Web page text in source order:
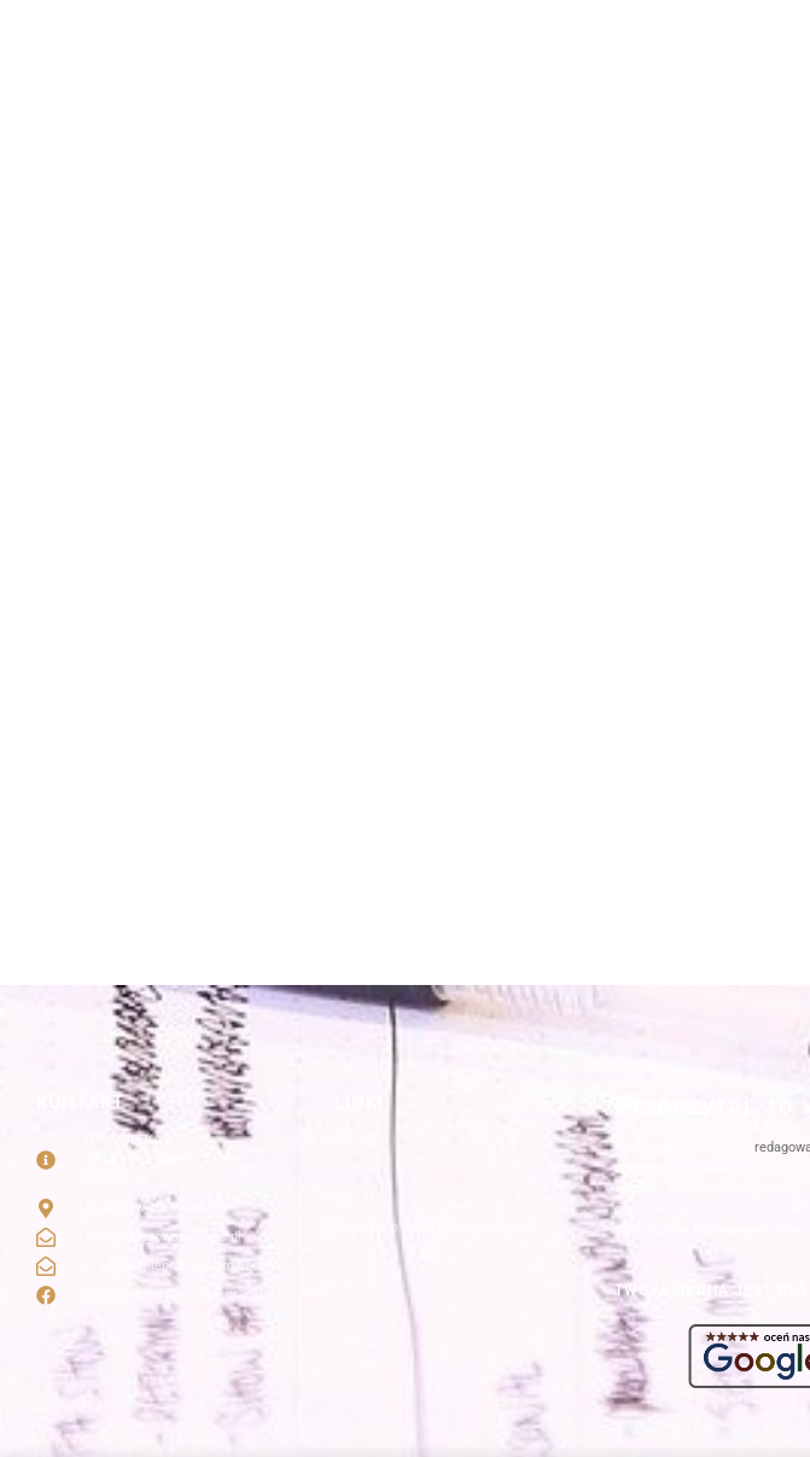
KONTAKT
NIE ZWLEKAJ
Strzelców 19/5 Kraków
info@redagowanie-prac.pl
redagowanieprac.pl@gmail.com
Facebook/redagowaniepracpl
Regulamin i polityka prywatności
Przeczytaj, to
Korzystanie z serwisu
opracowania i pomoce
odpowiedzialności za ich
TWOJA OPINIA JEST